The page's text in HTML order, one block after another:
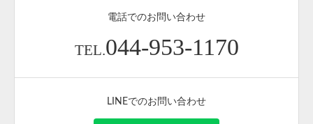
電話でのお問い合わせ
TEL.044-953-1170
LINEでのお問い合わせ